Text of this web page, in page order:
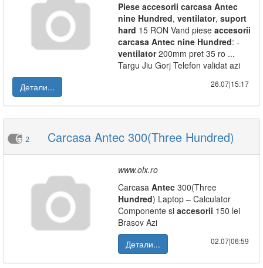
Piese accesorii carcasa Antec
nine Hundred, ventilator, suport
hard 15 RON Vand piese accesorii
carcasa Antec nine Hundred: -
ventilator200mm pret 35 ro ...
Targu Jiu Gorj Telefon validat azi
Детали...
26.07|15:17
2 Carcasa Antec 300(Three Hundred)
www.olx.ro
Carcasa Antec 300(Three
Hundred) Laptop – Calculator
Componente si accesorii 150 lei
Brasov Azi
Детали...
02.07|06:59